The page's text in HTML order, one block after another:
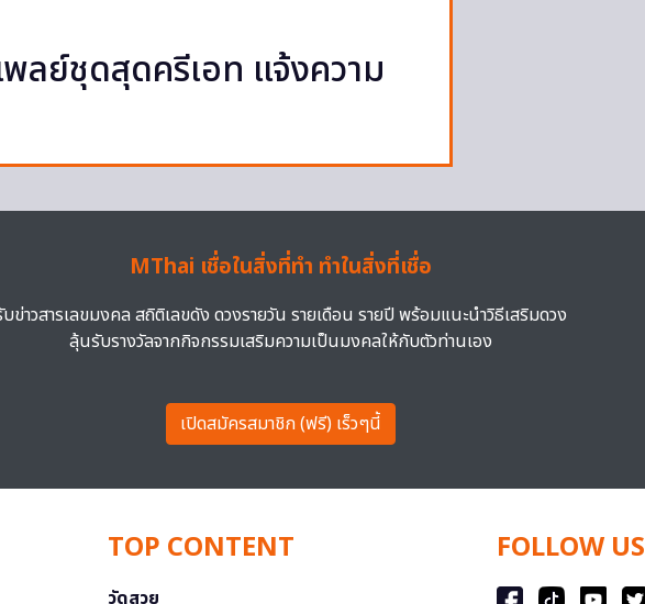
ลย์ชุดสุดครีเอท แจ้งความ
MThai เชื่อในสิ่งที่ทำ ทำในสิ่งที่เชื่อ
ข่าวสารเลขมงคล สถิติเลขดัง ดวงรายวัน รายเดือน รายปี พร้อมแนะนำวิธีเสริมดวง
ลุ้นรับรางวัลจากกิจกรรมเสริมความเป็นมงคลให้กับตัวท่านเอง
เปิดสมัครสมาชิก (ฟรี) เร็วๆนี้
TOP CONTENT
วัดสวย
FOLLOW US